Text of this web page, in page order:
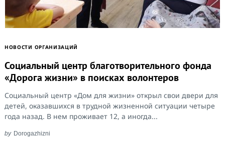
НОВОСТИ ОРГАНИЗАЦИЙ
Социальный центр благотворительного фонда
«Дорога жизни» в поисках волонтеров
Социальный центр «Дом для жизни» открыл свои двери для
детей, оказавшихся в трудной жизненной ситуации четыре
года назад. В нем проживает 12, а иногда...
by Dorogazhizni